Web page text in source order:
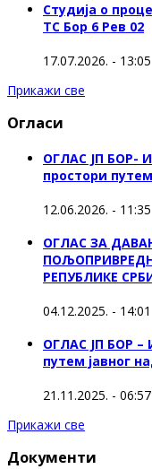
Студија о
ТС Бор 6 Рев 02
17.07.2026. - 13:05
Прикажи све
Огласи
ОГЛАС ЈП БОР-
простори
12.06.2026. - 11:35
ОГЛАС ЗА
РЕПУБЛИКЕ
04.12.2025. - 14:01
ОГЛАС ЈП БОР –
путем јавног
21.11.2025. - 06:57
Прикажи све
Документи